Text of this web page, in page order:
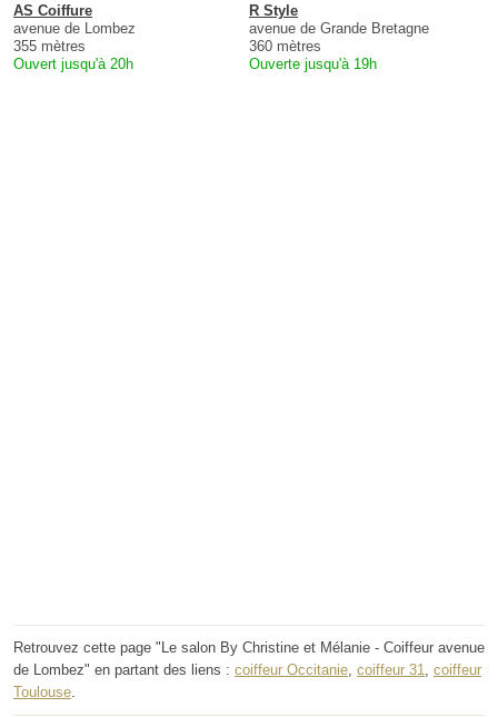
AS Coiffure
avenue de Lombez
355 mètres
Ouvert jusqu'à 20h
R Style
avenue de Grande Bretagne
360 mètres
Ouverte jusqu'à 19h
Retrouvez cette page "Le salon By Christine et Mélanie - Coiffeur avenue
de Lombez" en partant des liens : coiffeur Occitanie coiffeur 31
coiffeur
Toulouse